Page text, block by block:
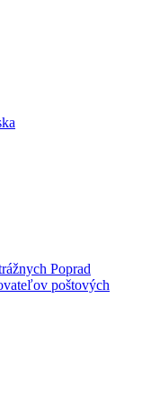
Poprad
poštových